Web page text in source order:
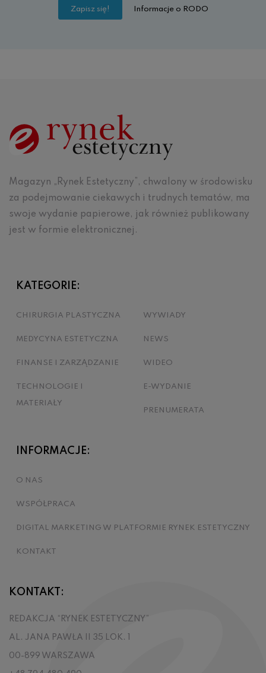
Informacje o RODO
Magazyn „Rynek Estetyczny”, chwalony w środowisku
za podejmowanie ciekawych i trudnych tematów, ma
swoje wydanie papierowe, jak również publikowany
jest w formie elektronicznej.
KATEGORIE:
CHIRURGIA PLASTYCZNA
MEDYCYNA ESTETYCZNA
FINANSE I ZARZĄDZANIE
TECHNOLOGIE I
MATERIAŁY
WYWIADY
NEWS
WIDEO
E-WYDANIE
PRENUMERATA
INFORMACJE:
O NAS
WSPÓŁPRACA
DIGITAL MARKETING W PLATFORMIE RYNEK ESTETYCZNY
KONTAKT
KONTAKT:
REDAKCJA “RYNEK ESTETYCZNY”
AL. JANA PAWŁA II 35 LOK. 1
00-899 WARSZAWA